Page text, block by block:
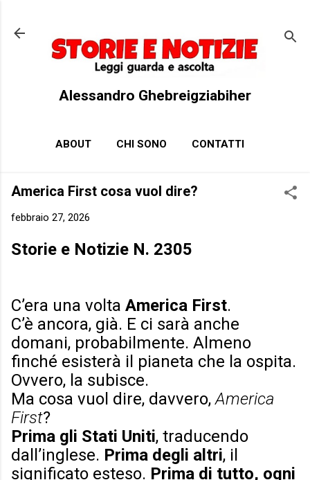
Alessandro Ghebreigziabiher
ABOUT CHI SONO CONTATTI
America First cosa vuol dire?
febbraio 27, 2026
Storie e Notizie N. 2305
C’era una volta America First.
C’è ancora, già. E ci sarà anche
domani, probabilmente. Almeno
finché esisterà il pianeta che la ospita.
Ovvero, la subisce.
Ma cosa vuol dire, davvero,America
First?
Prima gli Stati Uniti, traducendo
dall’inglese. Prima degli altri, il
significato esteso. Prima di tutto, ogni